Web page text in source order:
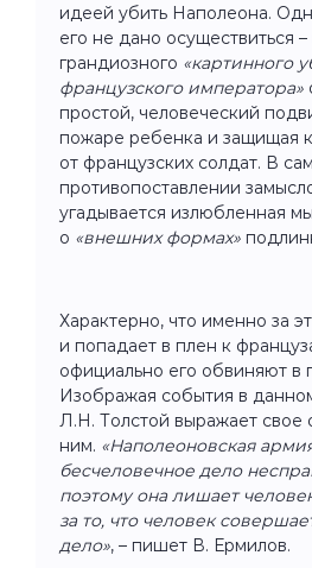
идеей убить Наполеона.
его не дано осуществиться –
грандиозного «картинного
французского императора»
простой, человеческий
пожаре ребенка и защищая
от французских солдат. В
противопоставлении
угадывается излюбленная
о «внешних формах»
Характерно, что именно за
и попадает в плен к
официально его обвиняют в
Изображая события в
Л.Н. Толстой выражает свое
ним. «Наполеоновская
бесчеловечное дело
поэтому она лишает
за то, что человек
дело», – пишет В. Ермилов.